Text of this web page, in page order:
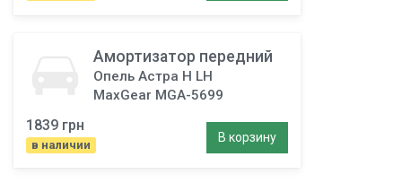
Амортизатор передний
Опель Астра H LH
MaxGear MGA-5699
1839 грн
в наличии
В корзину